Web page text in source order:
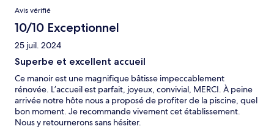
Avis vérifié
10/10 Exceptionnel
25 juil. 2024
Superbe et excellent accueil
Ce manoir est une magnifique bâtisse impeccablement
rénovée. L’accueil est parfait, joyeux, convivial, MERCI. À peine
arrivée notre hôte nous a proposé de profiter de la piscine, quel
bon moment. Je recommande vivement cet établissement.
Nous y retournerons sans hésiter.